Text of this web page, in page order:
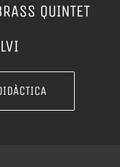
QUINTET